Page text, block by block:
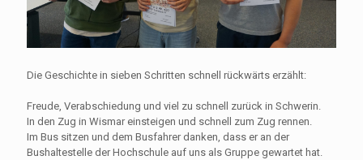
Die Geschichte in sieben Schritten schnell rückwärts erzählt:
Freude, Verabschiedung und viel zu schnell zurück in Schwerin.
In den Zug in Wismar einsteigen und schnell zum Zug rennen.
Im Bus sitzen und dem Busfahrer danken, dass er an der
Bushaltestelle der Hochschule auf uns als Gruppe gewartet hat.